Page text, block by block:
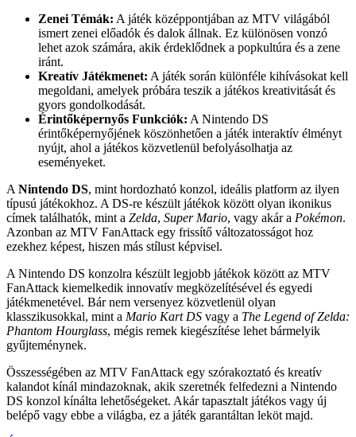
Zenei Témák: A játék középpontjában az MTV világából
ismert zenei előadók és dalok állnak. Ez különösen vonzó
lehet azok számára, akik érdeklődnek a popkultúra és a zene
iránt.
Kreatív Játékmenet: A játék során különféle kihívásokat kell
megoldani, amelyek próbára teszik a játékos kreativitását és
gyors gondolkodását.
Érintőképernyős Funkciók: A Nintendo DS
érintőképernyőjének köszönhetően a játék interaktív élményt
nyújt, ahol a játékos közvetlenül befolyásolhatja az
eseményeket.
A Nintendo DS, mint hordozható konzol, ideális platform az ilyen
típusú játékokhoz. A DS-re készült játékok között olyan ikonikus
címek találhatók, mint a Zelda, Super Mario, vagy akár a Pokémon.
Azonban az MTV FanAttack egy frissítő változatosságot hoz
ezekhez képest, hiszen más stílust képvisel.
A Nintendo DS konzolra készült legjobb játékok között az MTV
FanAttack kiemelkedik innovatív megközelítésével és egyedi
játékmenetével. Bár nem versenyez közvetlenül olyan
klasszikusokkal, mint a Mario Kart DS vagy a The Legend of Zelda:
Phantom Hourglass, mégis remek kiegészítése lehet bármelyik
gyűjteménynek.
Összességében az MTV FanAttack egy szórakoztató és kreatív
kalandot kínál mindazoknak, akik szeretnék felfedezni a Nintendo
DS konzol kínálta lehetőségeket. Akár tapasztalt játékos vagy új
belépő vagy ebbe a világba, ez a játék garantáltan leköt majd.